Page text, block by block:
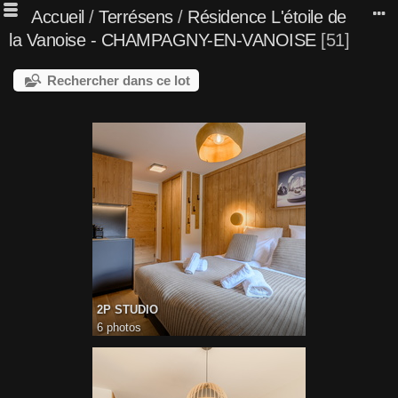
Accueil / Terrésens/ Résidence L'étoile de
la Vanoise - CHAMPAGNY-EN-VANOISE 51
Rechercher dans ce lot
2P STUDIO
6 photos